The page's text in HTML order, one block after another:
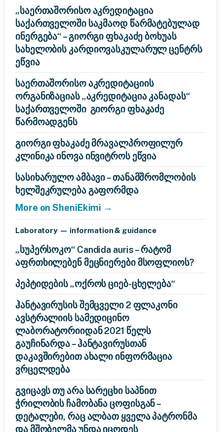
„საერთაშორისო აკრედიტაცია
საქართველოში საკმაოდ წარმატებულად
ინერგება“ – გიორგი ფხაკაძე ბოხუას
სახელობის კარდიოვასკულარულ ცენტრს
ეწვია
საერთაშორისო აკრედიტაციის
ორგანიზაციას „აკრედიტაცია კანადას“
საქართველოში გიორგი ფხაკაძე
წარმოადგენს
გიორგი ფხაკაძე მრავალპროფილურ
კლინიკა ინოვა ინვიტროს ეწვია
სასიხარულო ამბავი – თანამშრომლობის
ხელშეკრულება გაფორმდა
More on SheniEkimi →
Laboratory — information & guidance
„სუპერსოკო“ Candida auris – რატომ
აფრთხილებენ მეცნიერები მსოფლიოს?
პეპტიდების „ოქროს ციებ-ცხელება“
ჰანტავირუსის შემცველი 2 ფლაკონი
ავსტრალიის სამედიცინო
ლაბორატორიიდან 2021 წელს
გაუჩინარდა – ჰანტავირუსთან
დაკავშირებით ახალი ინფორმაცია
ვრცელდება
გვიცავს თუ არა სარეცხი საპნით
ჭრილობის ჩამობანა ცოფისგან –
დეტალები, რაც ალბათ ყველა პატრონმა
და მშობელმა უნდა იცოდეს